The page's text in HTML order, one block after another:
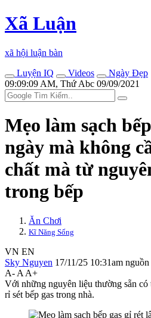
Xã Luận
xã hội luận bàn
Luyện IQ
Videos
Ngày Đẹp
09:09:09 AM, Thứ Abc 09/09/2021
Mẹo làm sạch
ngày mà không
chấ‌t mà từ
trong bếp
Ăn Chơi
Kĩ Năng Sống
VN EN
Sky Nguyen 17/11/25 10:31am nguồn
A- A A+
Với những nguyên liệu thường sẵn có
rỉ sét bếp gas trong nhà.